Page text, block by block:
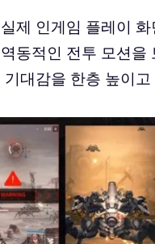
제 인게임 플레이
동적인 전투 모션
대감을 한층 높이고